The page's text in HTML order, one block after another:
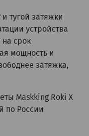
тугой затяжки
устройства
на срок
мощность и
затяжка,
Maskking Roki X
по России